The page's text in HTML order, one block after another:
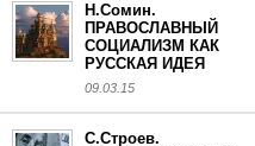
Н.Сомин.
ПРАВОСЛАВНЫЙ
СОЦИАЛИЗМ КАК
РУССКАЯ ИДЕЯ
09.03.15
С.Строев.